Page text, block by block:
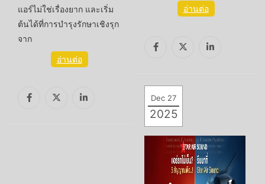
แอร์ไม่ใช่เรื่องยาก และเริ่ม
ต้นได้ที่การบำรุงรักษาเชิงรุก
จาก
อ่านต่อ
อ่านต่อ
Dec 27
2025